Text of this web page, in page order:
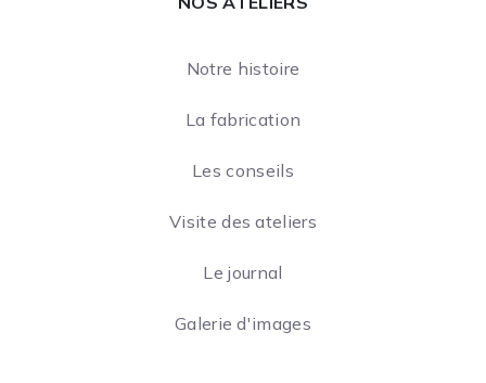
Notre histoire
La fabrication
Les conseils
Visite des ateliers
Le journal
Galerie d'images